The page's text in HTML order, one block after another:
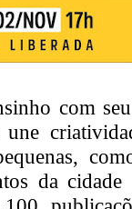
com
da